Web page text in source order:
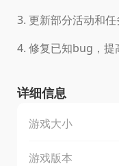
3. 更新部分活动和任
4. 修复已知bug，提
详细信息
游戏大小
游戏版本